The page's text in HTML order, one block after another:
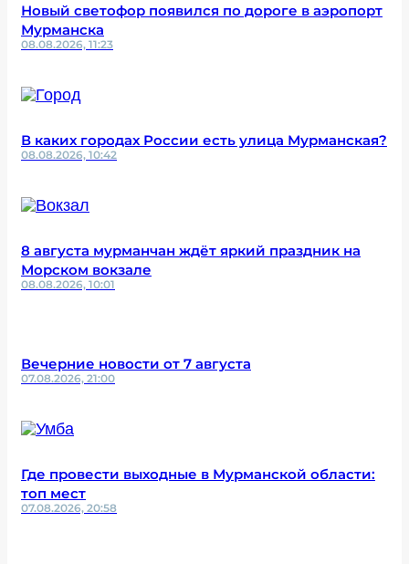
Новый светофор появился по дороге в аэропорт
Мурманска
08.08.2026, 11:23
В каких городах России есть улица Мурманская?
08.08.2026, 10:42
8 августа мурманчан ждёт яркий праздник на
Морском вокзале
08.08.2026, 10:01
Вечерние новости от 7 августа
07.08.2026, 21:00
Где провести выходные в Мурманской области:
топ мест
07.08.2026, 20:58